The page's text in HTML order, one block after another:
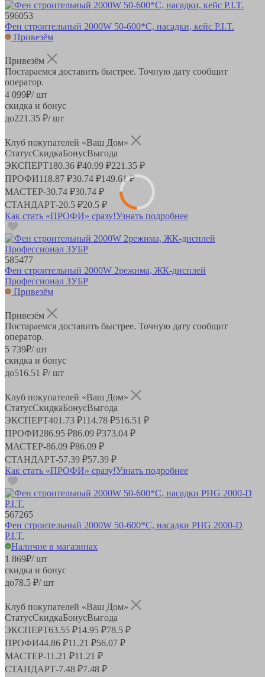
596053
Фен строительный 2000W 50-600*С, насадки, кейс P.I.T.
Привезём
Привезём
Постараемся доставить быстрее. Точную дату сообщит
оператор.
4 099₽/ шт
скидка и бонус
до221.35 ₽/ шт
Клуб покупателей «Ваш Дом»
СтатусСкидкаБонусВыгода
ЭКСПЕРТ180.36 ₽40.99 ₽221.35 ₽
ПРОФИ118.87 ₽30.74 ₽149.61 ₽
МАСТЕР-30.74 ₽30.74 ₽
СТАНДАРТ-20.5 ₽20.5 ₽
Как стать «ПРОФИ» сразу!Узнать подробнее
585477
Фен строительный 2000W 2режима, ЖК-дисплей
Профессионал ЗУБР
Привезём
Привезём
Постараемся доставить быстрее. Точную дату сообщит
оператор.
5 739₽/ шт
скидка и бонус
до516.51 ₽/ шт
Клуб покупателей «Ваш Дом»
СтатусСкидкаБонусВыгода
ЭКСПЕРТ401.73 ₽114.78 ₽516.51 ₽
ПРОФИ286.95 ₽86.09 ₽373.04 ₽
МАСТЕР-86.09 ₽86.09 ₽
СТАНДАРТ-57.39 ₽57.39 ₽
Как стать «ПРОФИ» сразу!Узнать подробнее
567265
Фен строительный 2000W 50-600*С, насадки PHG 2000-D
P.I.T.
Наличие в магазинах
1 869₽/ шт
скидка и бонус
до78.5 ₽/ шт
Клуб покупателей «Ваш Дом»
СтатусСкидкаБонусВыгода
ЭКСПЕРТ63.55 ₽14.95 ₽78.5 ₽
ПРОФИ44.86 ₽11.21 ₽56.07 ₽
МАСТЕР-11.21 ₽11.21 ₽
СТАНДАРТ-7.48 ₽7.48 ₽